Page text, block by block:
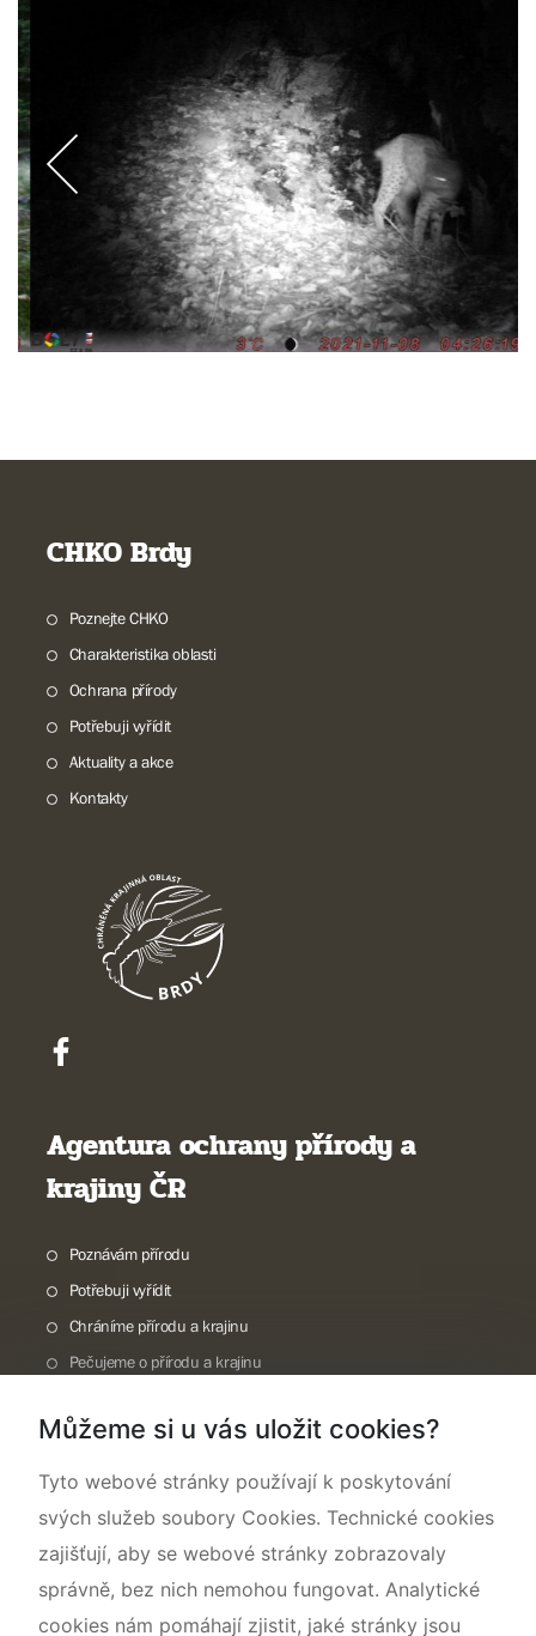
CHKO Brdy
Poznejte CHKO
Charakteristika oblasti
Ochrana přírody
Potřebuji vyřídit
Aktuality a akce
Kontakty
Agentura ochrany přírody a
krajiny ČR
Poznávám přírodu
Potřebuji vyřídit
Chráníme přírodu a krajinu
Pečujeme o přírodu a krajinu
O nás
Můžeme si u vás uložit cookies?
Tyto webové stránky používají k poskytování
svých služeb soubory Cookies. Technické cookies
zajišťují, aby se webové stránky zobrazovaly
správně, bez nich nemohou fungovat. Analytické
cookies nám pomáhají zjistit, jaké stránky jsou